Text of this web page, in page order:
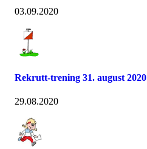
03.09.2020
Rekrutt-trening 31. august 2020
29.08.2020